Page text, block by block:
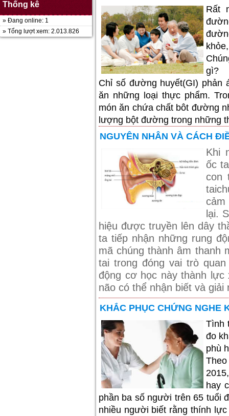
Thống kê
» Đang online: 1
» Tổng lượt xem: 2.013.826
Rất
gì?
Chỉ số đường huyết(GI) phản
ăn những loại thực phẩm.
món ăn chứa chất bôt đường
lượng bột đường trong những
NGUYÊN NHÂN VÀ CÁCH
Khi
ốc
con
cảm
lại.
hiệu được truyền lên dây
ta tiếp nhận những rung
mã chúng thành âm thanh
tai trong đóng vai trò
động cơ học này thành
não có thể nhận biết và giải
KHẮC PHỤC CHỨNG NGHE
Tình
đo
phù
hay
phần ba số người trên 65 tuổi
nhiều người biết rằng thính